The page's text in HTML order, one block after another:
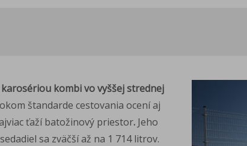
kombi vo vyššej strednej
štandarde cestovania ocení aj
ťaží batožinový priestor. Jeho
sa zväčší až na 1 714 litrov.